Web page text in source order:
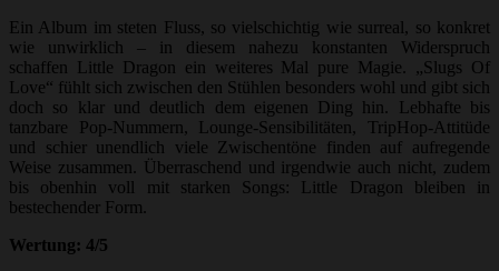
Ein Album im steten Fluss, so vielschichtig wie surreal, so konkret
wie unwirklich – in diesem nahezu konstanten Widerspruch
schaffen Little Dragon ein weiteres Mal pure Magie. „Slugs Of
Love“ fühlt sich zwischen den Stühlen besonders wohl und gibt sich
doch so klar und deutlich dem eigenen Ding hin. Lebhafte bis
tanzbare Pop-Nummern, Lounge-Sensibilitäten, TripHop-Attitüde
und schier unendlich viele Zwischentöne finden auf aufregende
Weise zusammen. Überraschend und irgendwie auch nicht, zudem
bis obenhin voll mit starken Songs: Little Dragon bleiben in
bestechender Form.
Wertung: 4/5